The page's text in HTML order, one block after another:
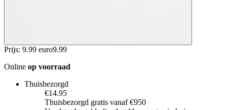
Prijs: 9.99 euro9.99
Online op voorraad
Thuisbezorgd
€14.95
Thuisbezorgd gratis vanaf €950